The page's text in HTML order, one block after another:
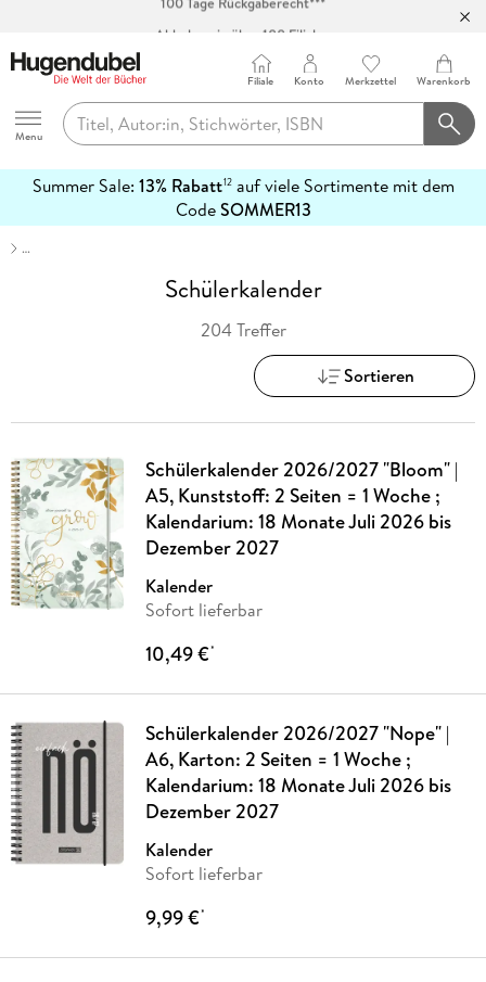
Abholung in über 100 Filialen
Hugendubel
Menu
Filiale Konto Merkzettel Warenkorb
Summer Sale: 13% Rabatt12auf viele Sortimente mit dem
CodeSOMMER13
erfahren
…
Schülerkalender
204 Treffer
Sortieren
Schülerkalender 2026/2027 "Bloom" |
A5, Kunststoff: 2 Seiten = 1 Woche ;
Kalendarium: 18 Monate Juli 2026 bis
Dezember 2027
Kalender
Sofort lieferbar
10,49 €*
Schülerkalender 2026/2027 "Nope" |
A6, Karton: 2 Seiten = 1 Woche ;
Kalendarium: 18 Monate Juli 2026 bis
Dezember 2027
Kalender
Sofort lieferbar
9,99 €*